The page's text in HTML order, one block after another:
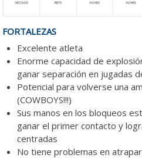
FORTALEZAS
Excelente atleta
Enorme capacidad de
ganar separación en jugadas
Potencial para volverse una
(COWBOYS!!!)
Sus manos en los bloqueos
ganar el primer contacto y
centradas
No tiene problemas en